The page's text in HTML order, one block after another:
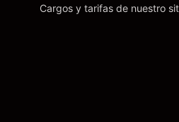
Cargos y tarifas de nuestro